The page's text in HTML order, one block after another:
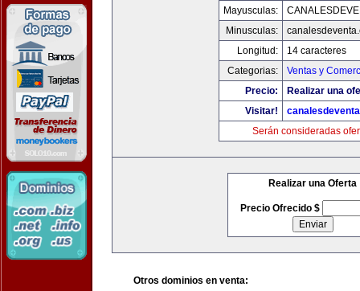
Mayusculas:
Minusculas:
Longitud:
14 caracteres
Categorias:
Ventas y
Precio:
Realizar una
Visitar!
Serán consideradas
Realizar una Oferta
Precio Ofrecido $
Otros dominios en venta: